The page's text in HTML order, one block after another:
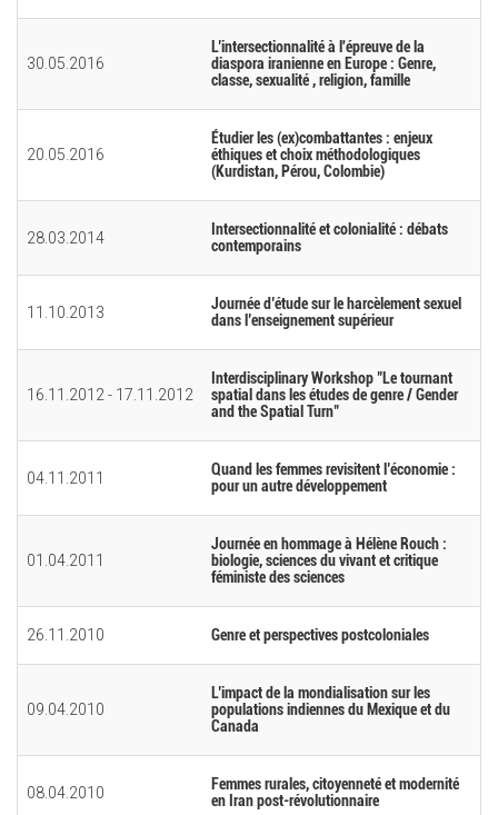
30.05.2016
L’intersectionnalité à l'épreuve de la
diaspora iranienne en Europe : Genre,
classe, sexualité , religion, famille
20.05.2016
Étudier les (ex)combattantes : enjeux
éthiques et choix méthodologiques
(Kurdistan, Pérou, Colombie)
28.03.2014
Intersectionnalité et colonialité : débats
contemporains
11.10.2013
Journée d’étude sur le harcèlement sexuel
dans l’enseignement supérieur
16.11.2012 - 17.11.2012
Interdisciplinary Workshop "Le tournant
spatial dans les études de genre / Gender
and the Spatial Turn"
04.11.2011
Quand les femmes revisitent l’économie :
pour un autre développement
01.04.2011
Journée en hommage à Hélène Rouch :
biologie, sciences du vivant et critique
féministe des sciences
26.11.2010 Genre et perspectives postcoloniales
09.04.2010
L’impact de la mondialisation sur les
populations indiennes du Mexique et du
Canada
08.04.2010
Femmes rurales, citoyenneté et modernité
en Iran post-révolutionnaire